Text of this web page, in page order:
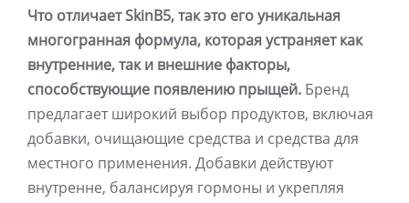
Что отличает SkinB5, так это его уникальная
многогранная формула, которая устраняет как
внутренние, так и внешние факторы,
способствующие появлению прыщей. Бренд
предлагает широкий выбор продуктов, включая
добавки, очищающие средства и средства для
местного применения. Добавки действуют
внутренне, балансируя гормоны и укрепляя